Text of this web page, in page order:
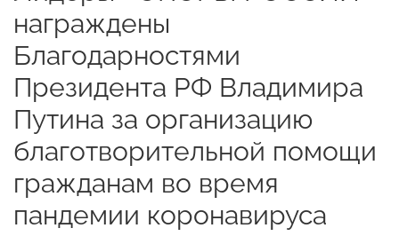
награждены
Благодарностями
Президента РФ Владимира
Путина за организацию
благотворительной помощи
гражданам во время
пандемии коронавируса